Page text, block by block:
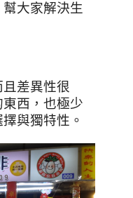
大家解決生
且差異性很
西，也極少
與獨特性。